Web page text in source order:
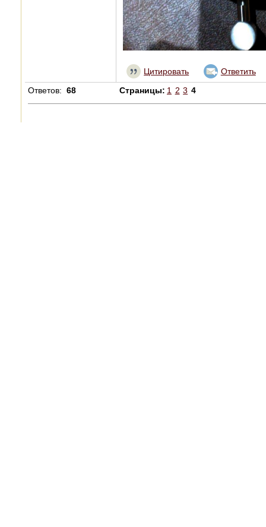
Цитировать Ответить
Ответов:68 Страницы: 1 2 3 4